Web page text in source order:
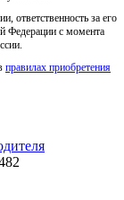
ответственность за его
Федерации с момента
правилах приобретения